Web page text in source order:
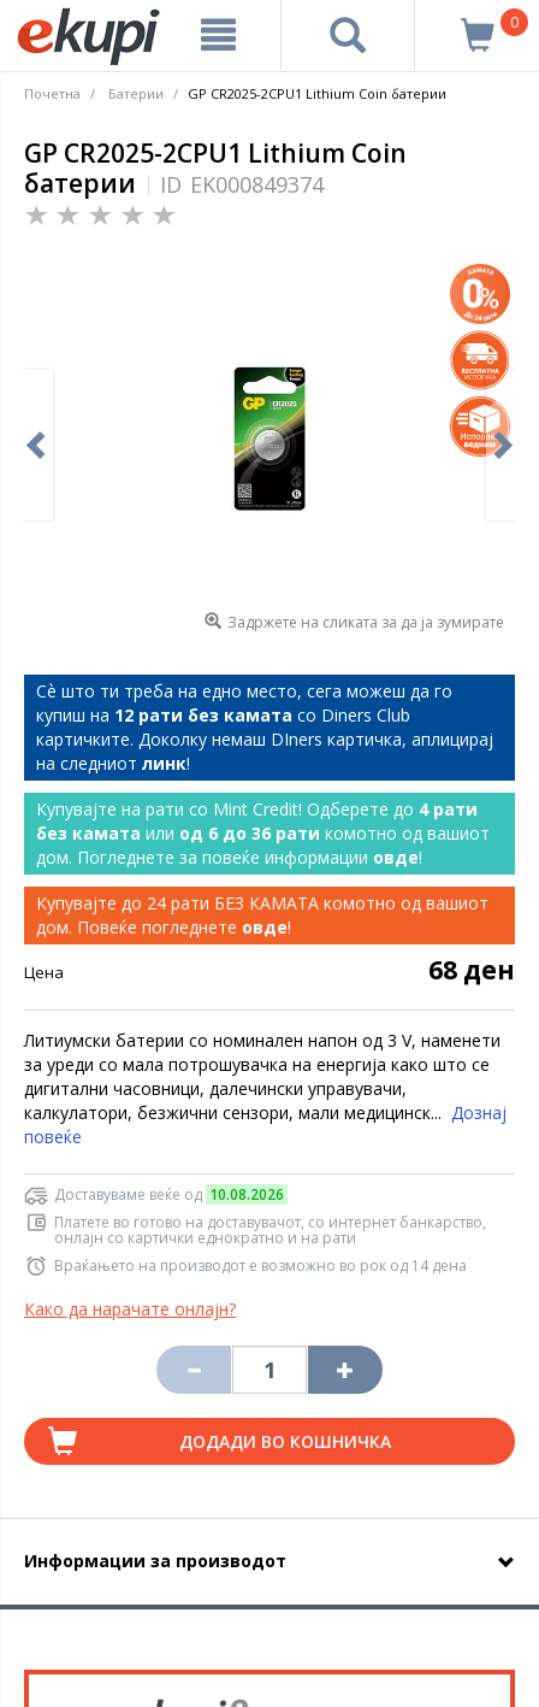
0
Почетна Батерии GP CR2025-2CPU1 Lithium Coin батерии
GP CR2025-2CPU1 Lithium Coin
батерии
ID EK000849374
Задржете на сликата за да ја зумирате
Сѐ што ти треба на едно место, сега можеш да го
купиш на 12 рати без камата со Diners Club
картичките. Доколку немаш DIners картичка, аплицирај
на следниот линк!
Купувајте на рати со Mint Credit! Одберете до 4 рати
без камата или од 6 до 36 рати комотно од вашиот
дом. Погледнете за повеќе информации овде!
Купувајте до 24 рати БЕЗ КАМАТА комотно од вашиот
дом. Повеќе погледнете овде!
Цена 68 ден
Литиумски батерии со номинален напон од 3 V, наменети
за уреди со мала потрошувачка на енергија како што се
дигитални часовници, далечински управувачи,
калкулатори, безжични сензори, мали медицинск... Дознај
повеќе
Доставуваме веќе од 10.08.2026
Платете во готово на доставувачот, со интернет банкарство,
онлајн со картички еднократно и на рати
Враќањето на производот е возможно во рок од 14 дена
Како да нарачате онлајн?
ДОДАДИ ВО КОШНИЧКА
Информации за производот